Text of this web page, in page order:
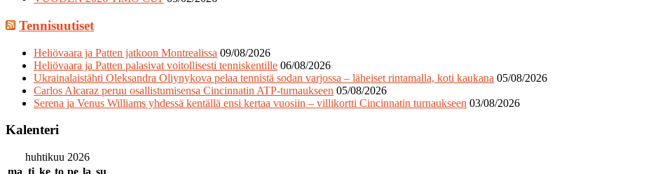
Tennisuutiset
Heliövaara ja Patten jatkoon Montrealissa 09/08/2026
Heliövaara ja Patten palasivat voitollisesti tenniskentille 06/08/2026
Ukrainalaistähti Oleksandra Oliynykova pelaa tennistä sodan varjossa – läheiset rintamalla, koti kaukana 05/08/2026
Carlos Alcaraz peruu osallistumisensa Cincinnatin ATP-turnaukseen 05/08/2026
Serena ja Venus Williams yhdessä kentällä ensi kertaa vuosiin – villikortti Cincinnatin turnaukseen 03/08/2026
Kalenteri
huhtikuu 2026
ma ti ke to pe la su